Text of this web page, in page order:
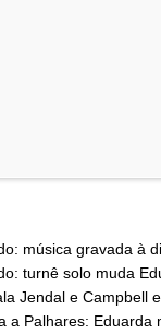
música gravada à
turnê solo muda
Jendal e Campbell
a Palhares: Eduarda